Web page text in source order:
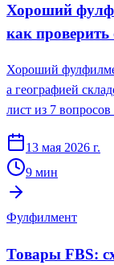
Хороший
как проверить
Хороший
а географией
лист из 7
13 мая 2026 г.
9 мин
Фулфилмент
Товары FBS: